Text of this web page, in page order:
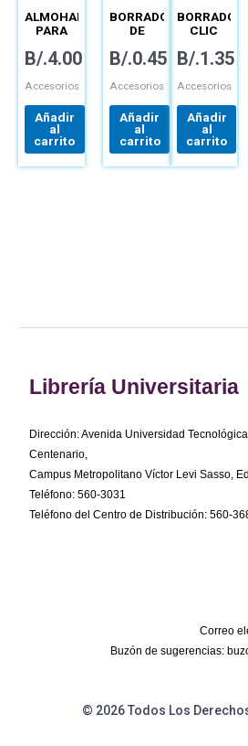
ALMOHADILLA
PARA
–
B/.4.00
Accesorios
Añadir
al
carrito
BORRADOR
DE
ZEH-05
B/.0.45
Accesorios
Añadir
al
carrito
BORRADOR
CLIC
– ZE-11
B/.1.35
Accesorios
Añadir
al
carrito
Librería Universitaria
Dirección: Avenida Universidad
Centenario,
Campus Metropolitano Víctor Levi Sasso,
Teléfono: 560-3031
Teléfono del Centro de Distribución: 560-
Correo
Buzón de sugerencias:
© 2026 Todos Los